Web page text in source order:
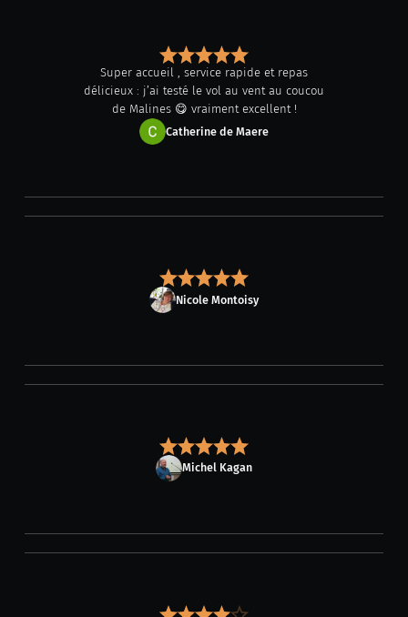
Super accueil , service rapide et repas
délicieux : j’ai testé le vol au vent au coucou
de Malines 😋 vraiment excellent !
Catherine de Maere
Nicole Montoisy
Michel Kagan